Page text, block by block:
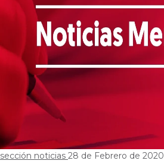
sección noticias 28 de Febrero de 2020